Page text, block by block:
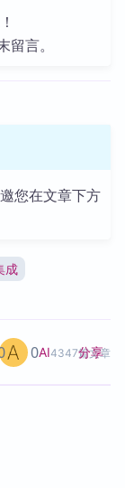
言。
您在文章下方
成
AI4347篇文章
0 分享